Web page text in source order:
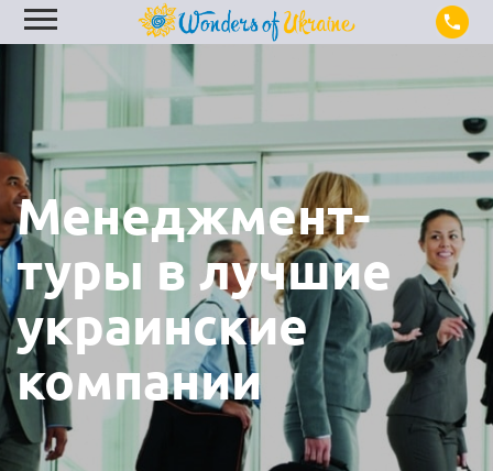
Менеджмент-
туры в лучшие
украинские
компании